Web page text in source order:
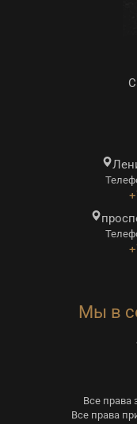
Мы в
Все права
Все права